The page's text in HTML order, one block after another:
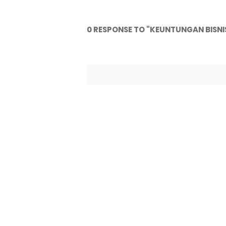
0 RESPONSE TO "KEUNTUNGAN